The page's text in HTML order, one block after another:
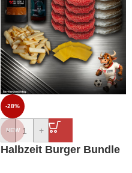
-28%
NEW
- +
Halbzeit Burger Bundle